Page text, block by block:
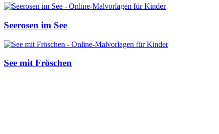
Musik und Musikinstrumente
Teddys und Pferde
Seerosen im See
See mit Fröschen